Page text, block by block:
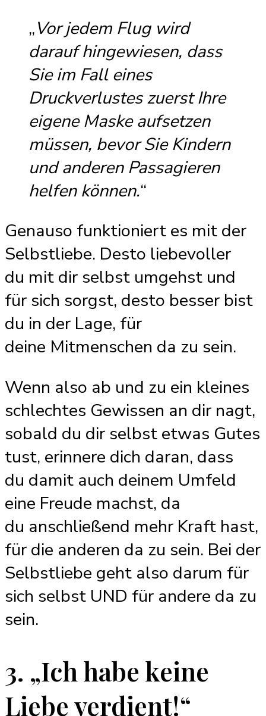
„Vor jedem Flug wird
darauf hingewiesen, dass
Sie im Fall eines
Druckverlustes zuerst Ihre
eigene Maske aufsetzen
müssen, bevor Sie Kindern
und anderen Passagieren
helfen können.“
Genauso funktioniert es mit der
Selbstliebe. Desto liebevoller
du mit dir selbst umgehst und
für sich sorgst, desto besser bist
du in der Lage, für
deine Mitmenschen da zu sein.
Wenn also ab und zu ein kleines
schlechtes Gewissen an dir nagt,
sobald du dir selbst etwas Gutes
tust, erinnere dich daran, dass
du damit auch deinem Umfeld
eine Freude machst, da
du anschließend mehr Kraft hast,
für die anderen da zu sein. Bei der
Selbstliebe geht also darum für
sich selbst UND für andere da zu
sein.
3. „Ich habe keine
Liebe verdient!“